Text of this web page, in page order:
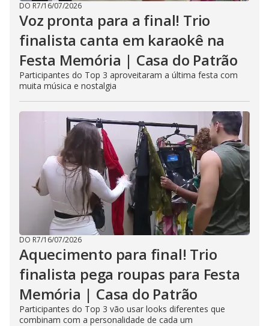
DO R7/16/07/2026
Voz pronta para a final! Trio
finalista canta em karaokê na
Festa Memória | Casa do Patrão
Participantes do Top 3 aproveitaram a última festa com
muita música e nostalgia
DO R7/16/07/2026
Aquecimento para final! Trio
finalista pega roupas para Festa
Memória | Casa do Patrão
Participantes do Top 3 vão usar looks diferentes que
combinam com a personalidade de cada um